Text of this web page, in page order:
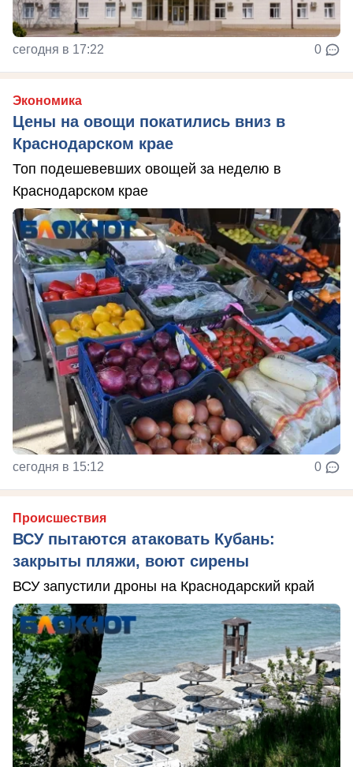
сегодня в 17:22 0
Экономика
Цены на овощи покатились вниз в
Краснодарском крае
Топ подешевевших овощей за неделю в
Краснодарском крае
сегодня в 15:12 0
Происшествия
ВСУ пытаются атаковать Кубань:
закрыты пляжи, воют сирены
ВСУ запустили дроны на Краснодарский край